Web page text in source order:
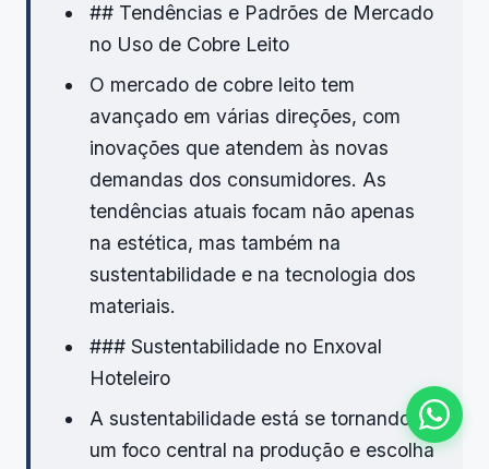
## Tendências e Padrões de Mercado
no Uso de Cobre Leito
O mercado de cobre leito tem
avançado em várias direções, com
inovações que atendem às novas
demandas dos consumidores. As
tendências atuais focam não apenas
na estética, mas também na
sustentabilidade e na tecnologia dos
materiais.
### Sustentabilidade no Enxoval
Hoteleiro
A sustentabilidade está se tornando
um foco central na produção e escolha